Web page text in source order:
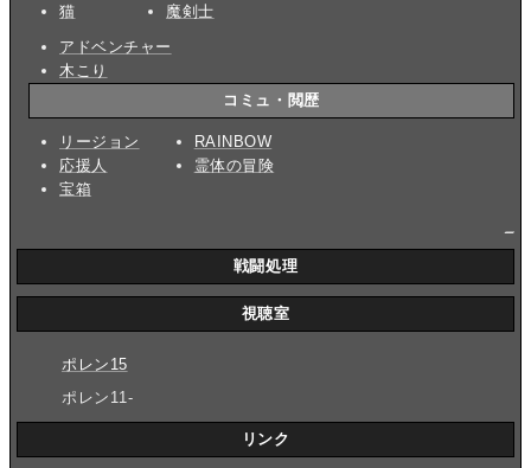
猫
魔剣士
アドベンチャー
木こり
コミュ・閲歴
リージョン
応援人
宝箱
RAINBOW
霊体の冒険
戦闘処理
視聴室
ポレン15
ポレン11-
リンク